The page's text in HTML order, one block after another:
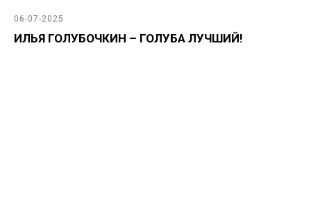
06-07-2025
ИЛЬЯ ГОЛУБОЧКИН – ГОЛУБА ЛУЧШИЙ!